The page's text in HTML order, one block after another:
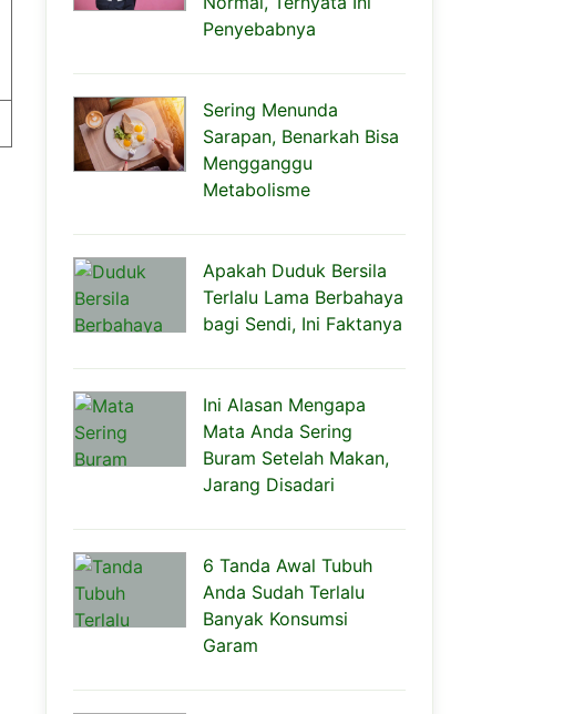
Penyebabnya
Sering Menunda
Sarapan, Benarkah Bisa
Mengganggu
Metabolisme
Apakah Duduk Bersila
Terlalu Lama Berbahaya
bagi Sendi, Ini Faktanya
Ini Alasan Mengapa
Mata Anda Sering
Buram Setelah Makan,
Jarang Disadari
6 Tanda Awal Tubuh
Anda Sudah Terlalu
Banyak Konsumsi
Garam